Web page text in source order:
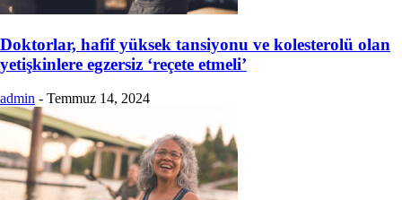
Doktorlar, hafif yüksek tansiyonu ve kolesterolü olan
yetişkinlere egzersiz ‘reçete etmeli’
admin - Temmuz 14, 2024